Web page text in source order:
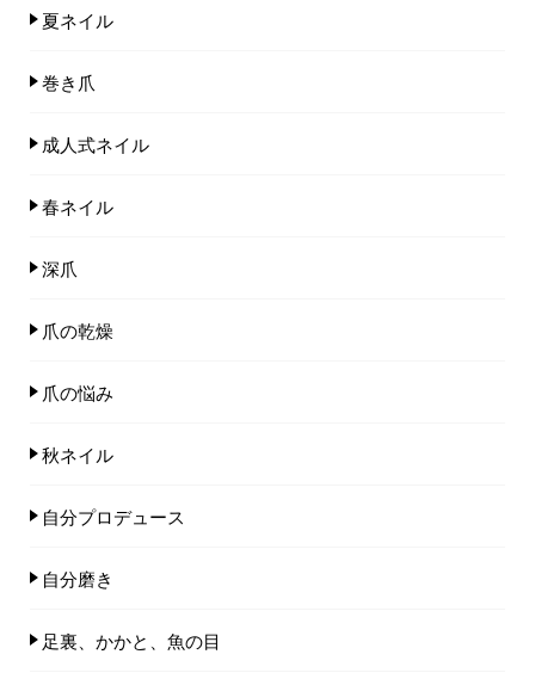
夏ネイル
巻き爪
成人式ネイル
春ネイル
深爪
爪の乾燥
爪の悩み
秋ネイル
自分プロデュース
自分磨き
足裏、かかと、魚の目